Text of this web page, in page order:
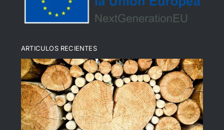
ARTICULOS RECIENTES